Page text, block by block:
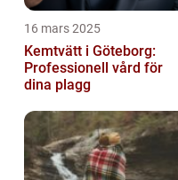
16 mars 2025
Kemtvätt i Göteborg:
Professionell vård för
dina plagg